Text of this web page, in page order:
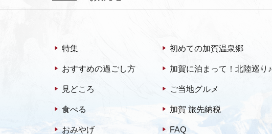
特集
おすすめの過ごし方
見どころ
食べる
おみやげ
初めての加賀温泉郷
加賀に泊まって！北陸巡り♪
ご当地グルメ
加賀 旅先納税
FAQ